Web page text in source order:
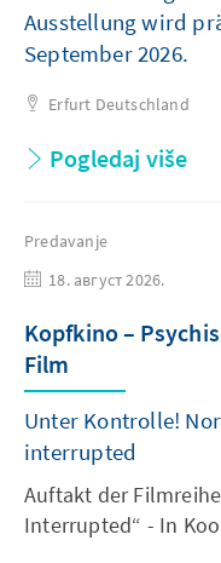
Ausstellung wird
September 2026.
Erfurt Deutschland
Pogledaj više
Predavanje
18. август 2026.
Kopfkino –
Film
Unter Kontrolle!
interrupted
Auftakt der
Interrupted“ - In